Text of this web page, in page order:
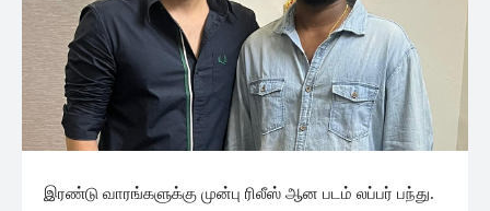
இரண்டு வாரங்களுக்கு முன்பு ரிலீஸ் ஆன படம் லப்பர் பந்து.